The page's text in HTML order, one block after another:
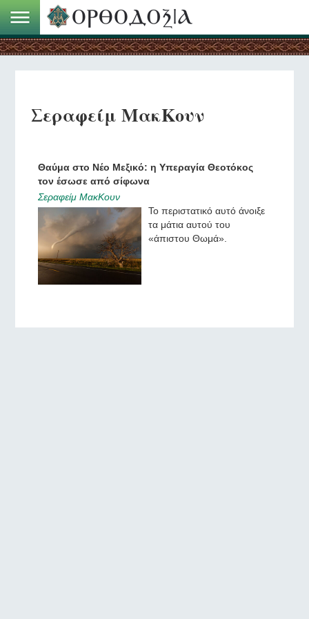
Σεραφείμ ΜακΚουν
Θαύμα στο Νέο Μεξικό: η Υπεραγία Θεοτόκος
τον έσωσε από σίφωνα
Σεραφείμ ΜακΚουν
Το περιστατικό αυτό άνοιξε
τα μάτια αυτού του
«άπιστου Θωμά».